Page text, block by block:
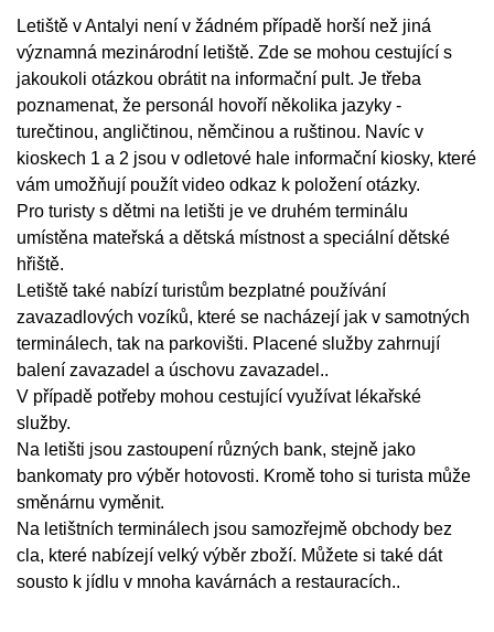
Letiště v Antalyi není v žádném případě horší než jiná
významná mezinárodní letiště. Zde se mohou cestující s
jakoukoli otázkou obrátit na informační pult. Je třeba
poznamenat, že personál hovoří několika jazyky -
turečtinou, angličtinou, němčinou a ruštinou. Navíc v
kioskech 1 a 2 jsou v odletové hale informační kiosky, které
vám umožňují použít video odkaz k položení otázky.
Pro turisty s dětmi na letišti je ve druhém terminálu
umístěna mateřská a dětská místnost a speciální dětské
hřiště.
Letiště také nabízí turistům bezplatné používání
zavazadlových vozíků, které se nacházejí jak v samotných
terminálech, tak na parkovišti. Placené služby zahrnují
balení zavazadel a úschovu zavazadel..
V případě potřeby mohou cestující využívat lékařské
služby.
Na letišti jsou zastoupení různých bank, stejně jako
bankomaty pro výběr hotovosti. Kromě toho si turista může
směnárnu vyměnit.
Na letištních terminálech jsou samozřejmě obchody bez
cla, které nabízejí velký výběr zboží. Můžete si také dát
sousto k jídlu v mnoha kavárnách a restauracích..